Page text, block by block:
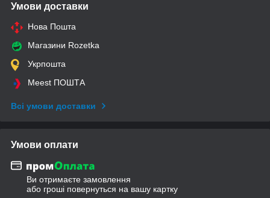
Умови доставки
Нова Пошта
Магазини Rozetka
Укрпошта
Meest ПОШТА
Всі умови доставки
Умови оплати
Ви отримаєте замовлення
або гроші повернуться на вашу картку